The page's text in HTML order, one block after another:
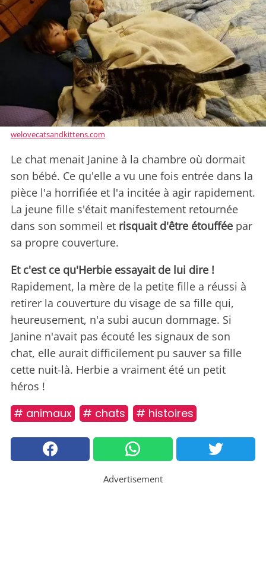
welovecatsandkittens.com
Le chat menait Janine à la chambre où dormait
son bébé. Ce qu'elle a vu une fois entrée dans la
pièce l'a horrifiée et l'a incitée à agir rapidement.
La jeune fille s'était manifestement retournée
dans son sommeil et risquait d'être étouffée par
sa propre couverture.
Et c'est ce qu'Herbie essayait de lui dire !
Rapidement, la mère de la petite fille a réussi à
retirer la couverture du visage de sa fille qui,
heureusement, n'a subi aucun dommage. Si
Janine n'avait pas écouté les signaux de son
chat, elle aurait difficilement pu sauver sa fille
cette nuit-là. Herbie a vraiment été un petit
héros !
# animaux # chats # histoires
Advertisement